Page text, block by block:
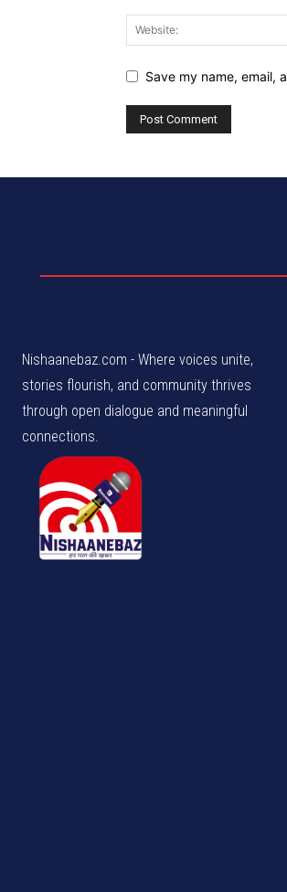
Save my name, email,
Nishaanebaz.com - Where voices unite,
stories flourish, and community thrives
through open dialogue and meaningful
connections.